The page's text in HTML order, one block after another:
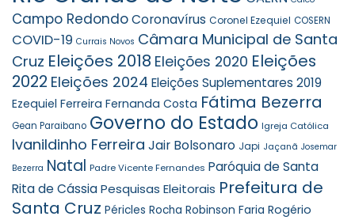
Campo RedondoCoronavírus Coronel Ezequiel COSERN
COVID-19 Currais Novos Câmara Municipal de Santa
Cruz Eleições 2018 Eleições 2020 Eleições
2022 Eleições 2024 Eleições Suplementares 2019
Ezequiel Ferreira Fernanda Costa Fátima Bezerra
Gean Paraibano Governo do Estado Igreja Católica
Ivanildinho Ferreira Jair Bolsonaro Japi Jaçanã Josemar
Bezerra Natal Padre Vicente Fernandes Paróquia de Santa
Rita de CássiaPesquisas Eleitorais Prefeitura de
Santa Cruz Péricles Rocha Robinson Faria Rogério